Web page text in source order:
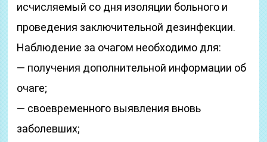
исчисляемый со дня изоляции больного и
проведения заключительной дезинфекции.
Наблюдение за очагом необходимо для:
— получения дополнительной информации об
очаге;
— своевременного выявления вновь
заболевших;